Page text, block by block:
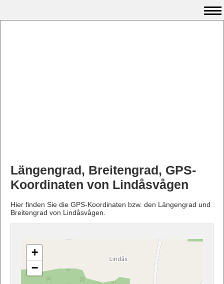
Längengrad, Breitengrad, GPS-
Koordinaten von Lindåsvågen
Hier finden Sie die GPS-Koordinaten bzw. den Längengrad und
Breitengrad von Lindåsvågen.
+
−